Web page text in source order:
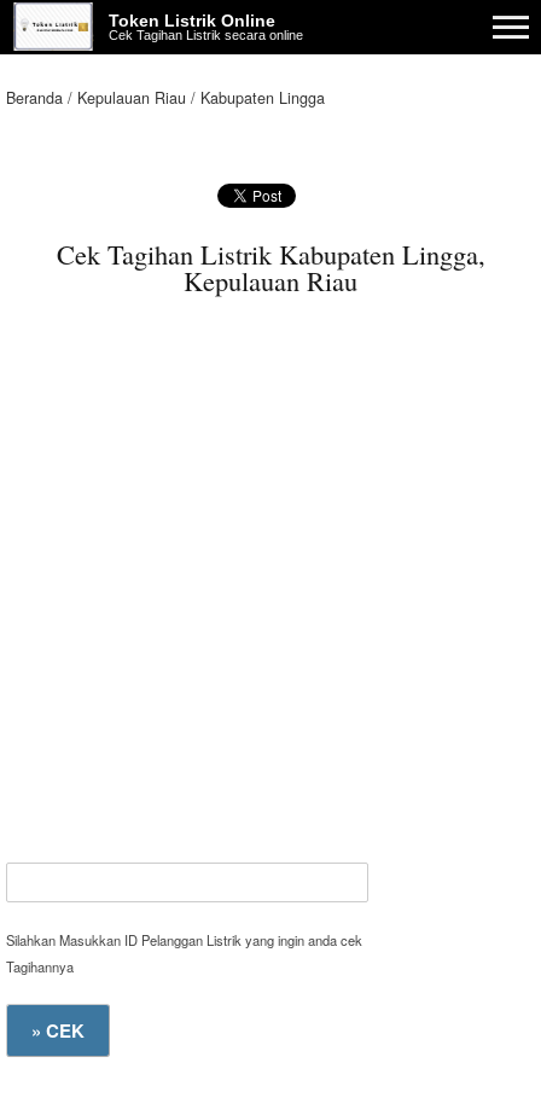
Token Listrik Online
Cek Tagihan Listrik secara online
Beranda Kepulauan Riau Kabupaten Lingga
Cek Tagihan Listrik Kabupaten Lingga,
Kepulauan Riau
Silahkan Masukkan ID Pelanggan Listrik yang ingin anda cek
Tagihannya